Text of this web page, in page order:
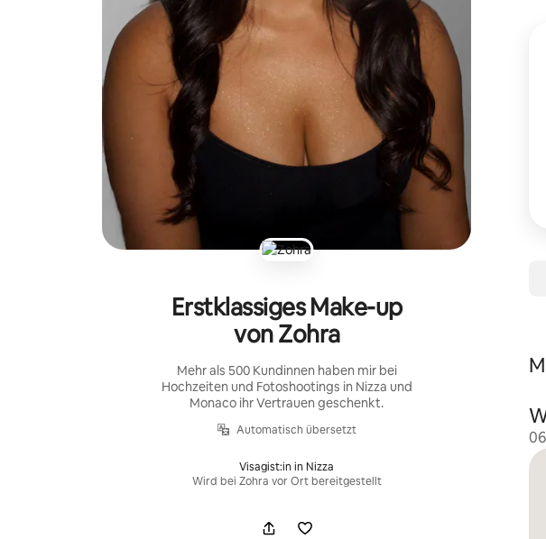
Erstklassiges Make-up
von Zohra
Mehr als 500 Kundinnen haben mir bei
Hochzeiten und Fotoshootings in Nizza und
Monaco ihr Vertrauen geschenkt.
Automatisch übersetzt
Visagist:in in Nizza
Wird bei Zohra vor Ort bereitgestellt